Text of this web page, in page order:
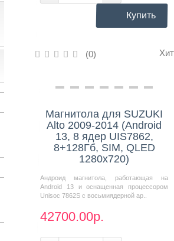
Купить
(0) Хит
Нашли дешевле?
Магнитола для SUZUKI
Alto 2009-2014 (Android
13, 8 ядер UIS7862,
8+128Гб, SIM, QLED
1280x720)
Андроид магнитола, работающая на
Android 13 и оснащенная процессором
Unisoc 7862S с восьмиядерной ар..
42700.00р.